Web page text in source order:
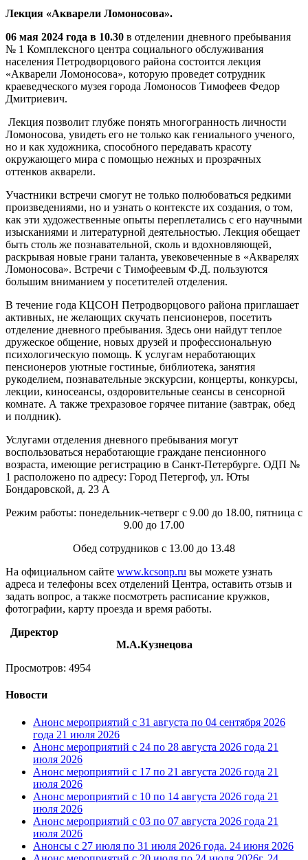
Лекция «Акварели Ломоносова».
06 мая 2024 года в 10.30 в отделении дневного пребывания
№ 1 Комплексного центра социального обслуживания
населения Петродворцового района состоится лекция
«Акварели Ломоносова», которую проведет сотрудник
краеведческого музея города Ломоносов Тимофеев Федор
Дмитриевич.
Лекция позволит глубже понять многогранность личности
Ломоносова, увидеть его не только как гениального ученого,
но и как художника, способного передавать красоту
окружающего мира с помощью нежных и прозрачных
оттенков акварели.
Участники встречи смогут не только полюбоваться редкими
произведениями, но и узнать о контексте их создания, о том,
как эти художественные опыты переплетались с его научными
изысканиями и литературной деятельностью. Лекция обещает
быть столь же познавательной, сколь и вдохновляющей,
раскрывая новые грани таланта, увековеченные в «Акварелях
Ломоносова». Встречи с Тимофеевым Ф.Д. пользуются
большим вниманием у посетителей отделения.
В течение года КЦСОН Петродворцового района приглашает
активных, не желающих скучать пенсионеров, посетить
отделение дневного пребывания. Здесь они найдут теплое
дружеское общение, новых друзей и профессиональную
психологическую помощь. К услугам неработающих
пенсионеров уютные гостиные, библиотека, занятия
рукоделием, познавательные экскурсии, концерты, конкурсы,
лекции, киносеансы, оздоровительные сеансы в сенсорной
комнате. А также трехразовое горячее питание (завтрак, обед
и полдник).
Услугами отделения дневного пребывания могут
воспользоваться неработающие граждане пенсионного
возраста, имеющие регистрацию в Санкт-Петербурге. ОДП №
1 расположено по адресу: Город Петергоф, ул. Юты
Бондаровской, д. 23 А
Режим работы: понедельник-четверг с 9.00 до 18.00, пятница с
9.00 до 17.00
Обед сотрудников с 13.00 до 13.48
На официальном сайте www.kcsonp.ru вы можете узнать
адреса и телефоны всех отделений Центра, оставить отзыв и
задать вопрос, а также посмотреть расписание кружков,
фотографии, карту проезда и время работы.
Директор
М.А.Кузнецова
Просмотров: 4954
Новости
Анонс мероприятий с 31 августа по 04 сентября 2026
года 21 июля 2026
Анонс мероприятий с 24 по 28 августа 2026 года 21
июля 2026
Анонс мероприятий с 17 по 21 августа 2026 года 21
июля 2026
Анонс мероприятий с 10 по 14 августа 2026 года 21
июля 2026
Анонс мероприятий с 03 по 07 августа 2026 года 21
июля 2026
Анонсы с 27 июля по 31 июля 2026 года. 24 июня 2026